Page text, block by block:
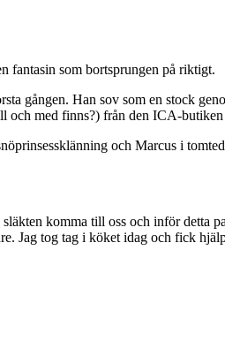
fantasin som bortsprungen på riktigt.
gången. Han sov som en stock
med finns?) från den ICA-
och Marcus i
komma till oss och inför detta
Jag tog tag i köket idag och fick